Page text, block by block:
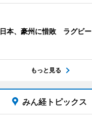
日本、豪州に惜敗 ラグビー
もっと見る
みん経トピックス